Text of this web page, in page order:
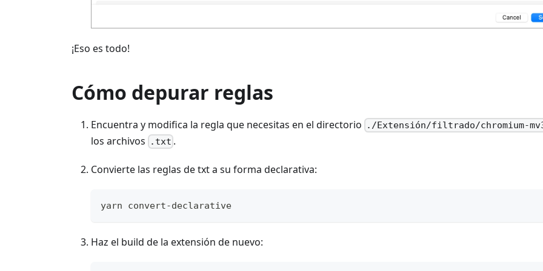
¡Eso es todo!
Cómo depurar reglas
Encuentra y modifica la regla que necesitas en el directorio ./Extensión/filtrado/chromium-
los archivos .txt .
Convierte las reglas de txt a su forma declarativa:
yarn convert-declarative
Haz el build de la extensión de nuevo: